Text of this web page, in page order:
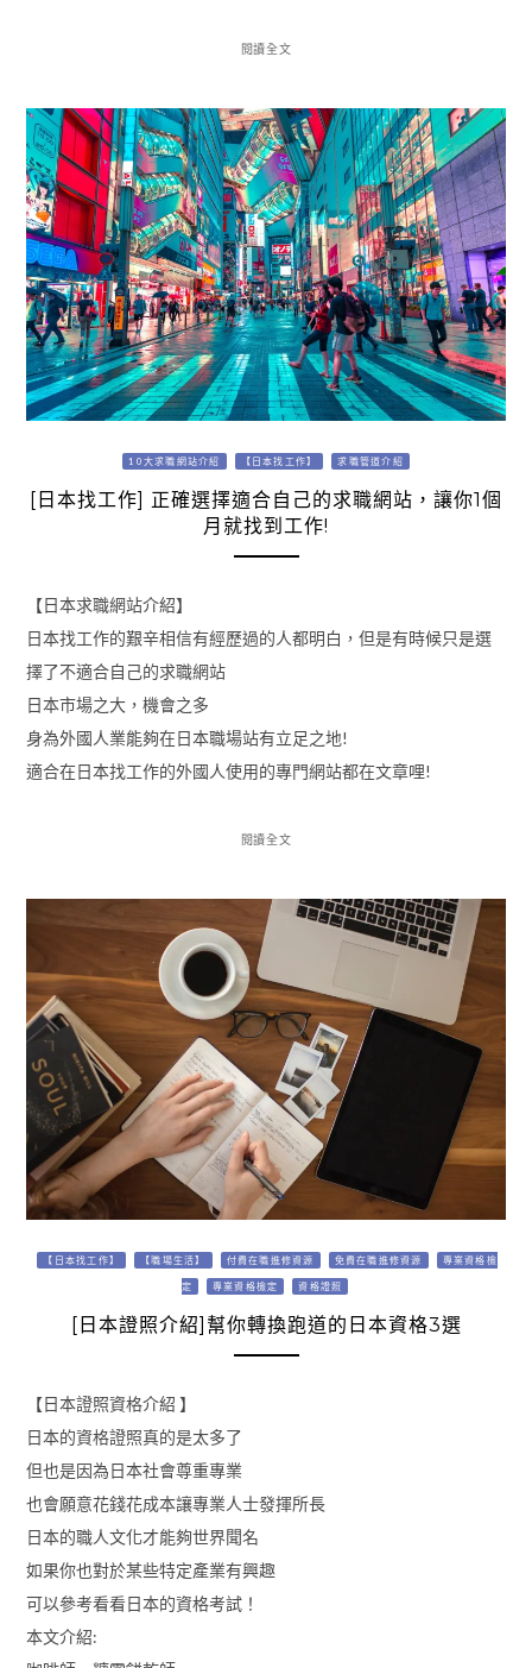
閱讀全文
10大求職網站介紹 【日本找工作】 求職管道介紹
[日本找工作] 正確選擇適合自己的求職網站，讓你1個
月就找到工作!
【日本求職網站介紹】
日本找工作的艱辛相信有經歷過的人都明白，但是有時候只是選
擇了不適合自己的求職網站
日本市場之大，機會之多
身為外國人業能夠在日本職場站有立足之地!
適合在日本找工作的外國人使用的專門網站都在文章哩!
閱讀全文
【日本找工作】 【職場生活】 付費在職進修資源 免費在職進修資源 專業資格檢
定 專業資格檢定 資格證照
[日本證照介紹]幫你轉換跑道的日本資格3選
【日本證照資格介紹 】
日本的資格證照真的是太多了
但也是因為日本社會尊重專業
也會願意花錢花成本讓專業人士發揮所長
日本的職人文化才能夠世界聞名
如果你也對於某些特定產業有興趣
可以參考看看日本的資格考試！
本文介紹: